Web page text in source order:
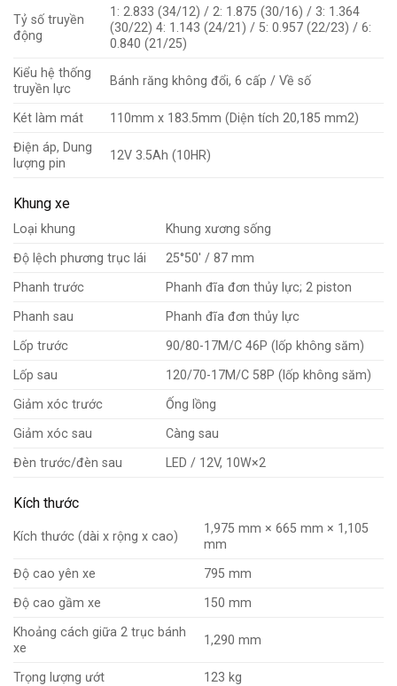
Tỷ số truyền
động
1: 2.833 (34/12) / 2: 1.875 (30/16) / 3: 1.364
(30/22) 4: 1.143 (24/21) / 5: 0.957 (22/23) / 6:
0.840 (21/25)
Kiểu hệ thống
truyền lực
Bánh răng không đổi, 6 cấp / Về số
Két làm mát 110mm x 183.5mm (Diện tích 20,185 mm2)
Điện áp, Dung
lượng pin
12V 3.5Ah (10HR)
Khung xe
Loại khung Khung xương sống
Độ lệch phương trục lái 25°50′ / 87 mm
Phanh trước Phanh đĩa đơn thủy lực; 2 piston
Phanh sau Phanh đĩa đơn thủy lực
Lốp trước 90/80-17M/C 46P (lốp không săm)
Lốp sau 120/70-17M/C 58P (lốp không săm)
Giảm xóc trước Ống lồng
Giảm xóc sau Càng sau
Đèn trước/đèn sau LED / 12V, 10W×2
Kích thước
Kích thước (dài x rộng x cao)
1,975 mm × 665 mm × 1,105
mm
Độ cao yên xe 795 mm
Độ cao gầm xe 150 mm
Khoảng cách giữa 2 trục bánh
xe
1,290 mm
Trọng lượng ướt 123 kg